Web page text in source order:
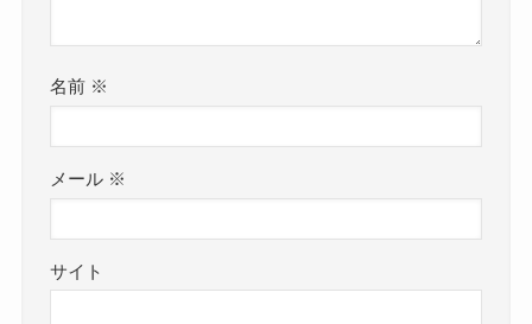
名前 ※
メール ※
サイト